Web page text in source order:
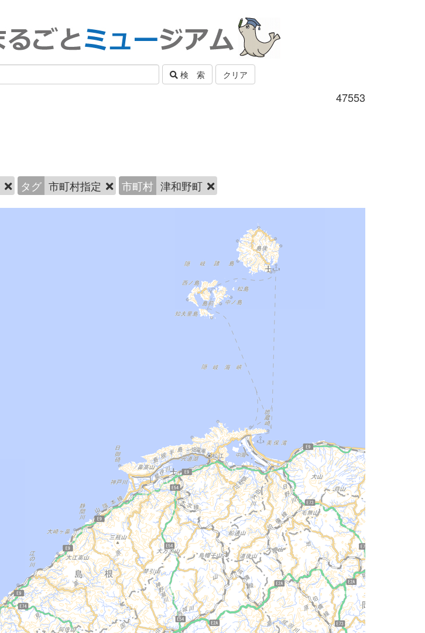
検 索 クリア
47553
タグ 市町村指定 市町村 津和野町